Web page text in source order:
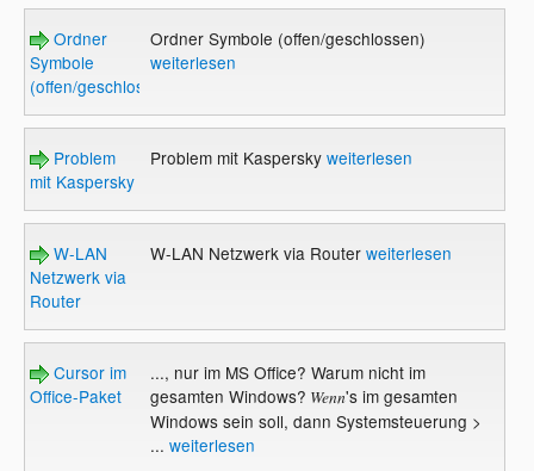
Ordner
Symbole
(offen/geschlossen)
Ordner Symbole (offen/geschlossen)
weiterlesen
Problem
mit Kaspersky
Problem mit Kaspersky weiterlesen
W-LAN
Netzwerk via
Router
W-LAN Netzwerk via Router weiterlesen
Cursor im
Office-Paket
..., nur im MS Office? Warum nicht im
gesamten Windows? Wenn's im gesamten
Windows sein soll, dann Systemsteuerung >
... weiterlesen